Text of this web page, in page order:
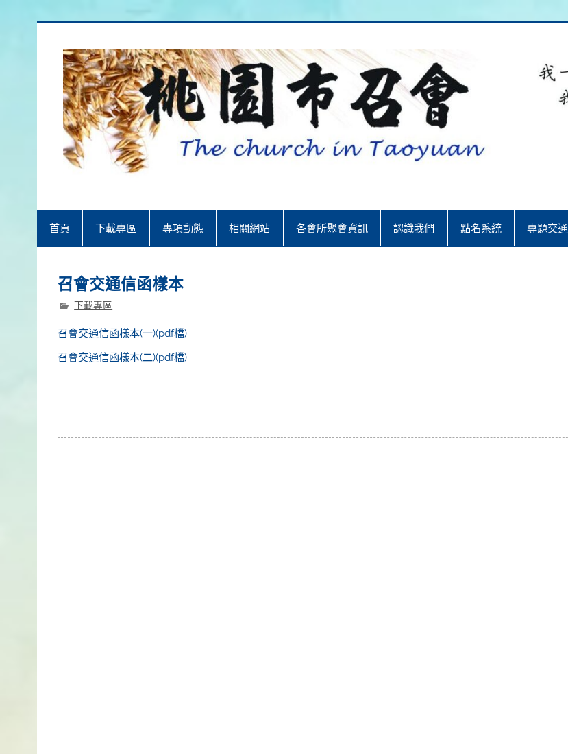
首頁 下載專區 專項動態 相關網站 各會所聚會資訊 認識我們 點名系統 專題交通
召會交通信函樣本
下載專區
召會交通信函樣本(一)(pdf檔)
召會交通信函樣本(二)(pdf檔)